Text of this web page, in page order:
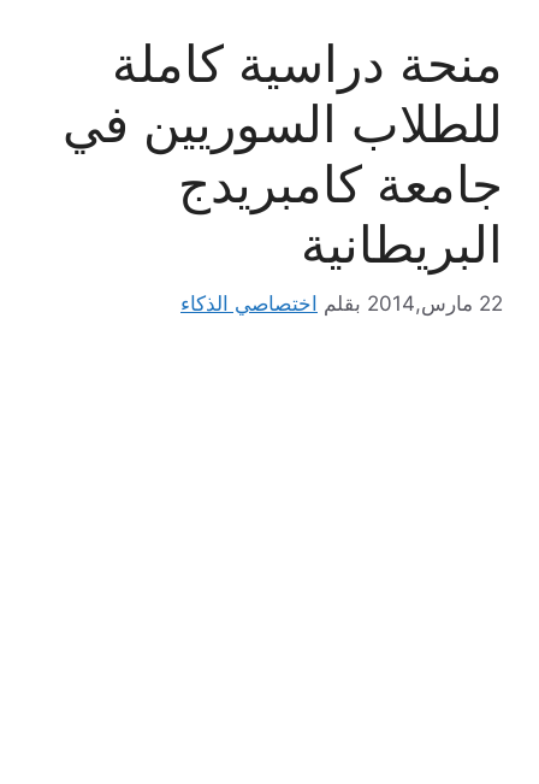
منحة دراسية كاملة
للطلاب السوريين في
جامعة كامبريدج
البريطانية
22 مارس,2014 بقلم اختصاصي الذكاء